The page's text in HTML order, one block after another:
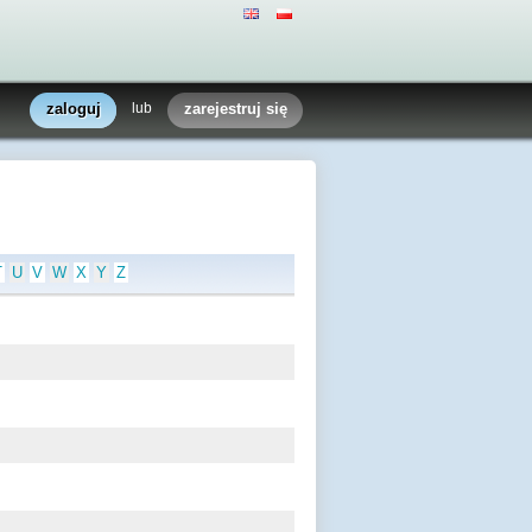
zaloguj lub zarejestruj się
U V W X Y Z